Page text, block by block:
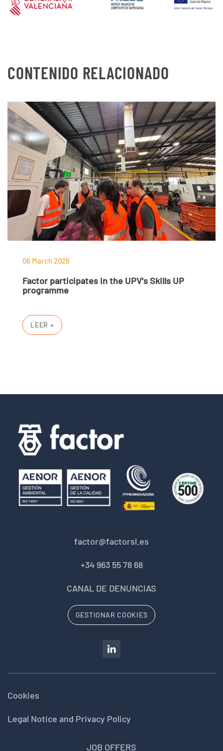
CONTENIDO RELACIONADO
06 March 2026
Factor participates in the UPV's Skills UP
programme
LEER +
factor@factorsl.es
+34 963 55 78 68
CANAL DE DENUNCIAS
GESTIONAR COOKIES
Cookies
Legal Notice and Privacy Policy
JOB OFFERS